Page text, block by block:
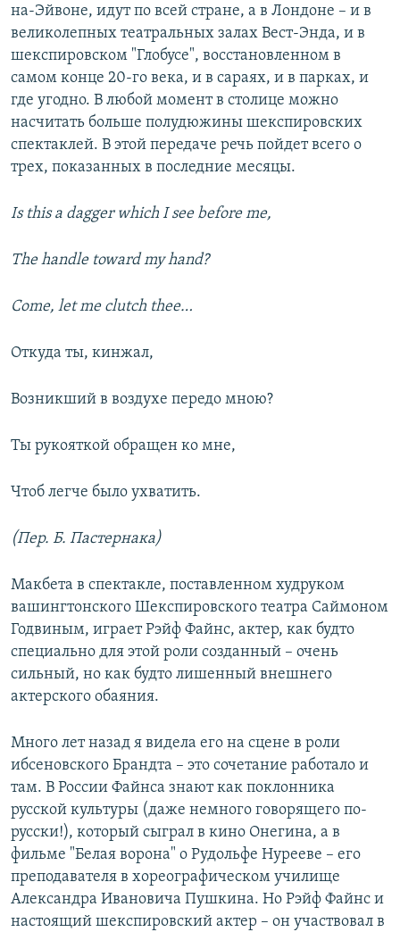
на-Эйвоне, идут по всей стране, а в Лондоне – и в
великолепных театральных залах Вест-Энда, и в
шекспировском "Глобусе", восстановленном в
самом конце 20-го века, и в сараях, и в парках, и
где угодно. В любой момент в столице можно
насчитать больше полудюжины шекспировских
спектаклей. В этой передаче речь пойдет всего о
трех, показанных в последние месяцы.
Is this a dagger which I see before me,
The handle toward my hand?
Come, let me clutch thee…
Откуда ты, кинжал,
Возникший в воздухе передо мною?
Ты рукояткой обращен ко мне,
Чтоб легче было ухватить.
(Пер. Б. Пастернака)
Макбета в спектакле, поставленном худруком
вашингтонского Шекспировского театра Саймоном
Годвиным, играет Рэйф Файнс, актер, как будто
специально для этой роли созданный – очень
сильный, но как будто лишенный внешнего
актерского обаяния.
Много лет назад я видела его на сцене в роли
ибсеновского Брандта – это сочетание работало и
там. В России Файнса знают как поклонника
русской культуры (даже немного говорящего по-
русски!), который сыграл в кино Онегина, а в
фильме "Белая ворона" о Рудольфе Нурееве – его
преподавателя в хореографическом училище
Александра Ивановича Пушкина. Но Рэйф Файнс и
настоящий шекспировский актер – он участвовал в